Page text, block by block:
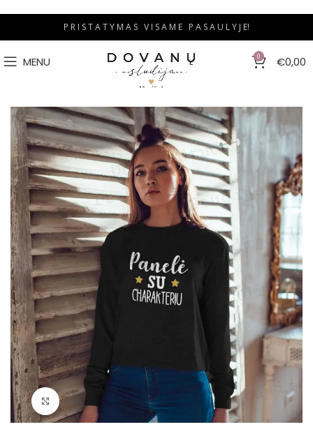
P R I S T A T Y M A S V I S A M E P A S A U L Y J E!
MENU 0 €0,00
Padidinti